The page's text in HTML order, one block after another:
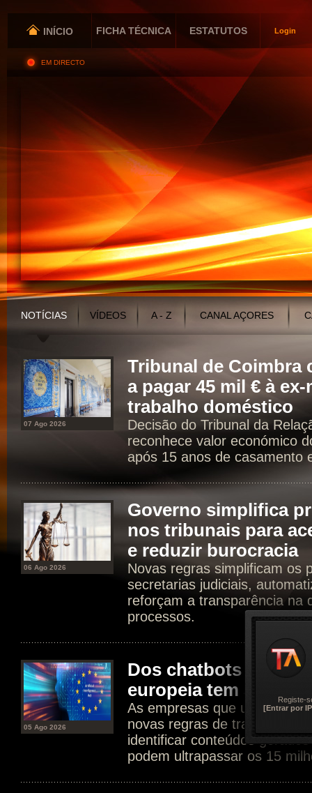
INÍCIO FICHA TÉCNICA ESTATUTOS Login
EM DIRECTO
NOTÍCIAS VÍDEOS A - Z CANAL AÇORES
07 Ago 2026
Tribunal de Coimbra
a pagar 45 mil € à
trabalho doméstico
Decisão do Tribunal da
reconhece valor económico
após 15 anos de casamento
06 Ago 2026
Governo simplifica
nos tribunais para
e reduzir burocracia
Novas regras simplificam os
secretarias judiciais,
reforçam a transparência na
processos.
05 Ago 2026
Dos chatbots aos
europeia tem agora
As empresas que usam IA
novas regras de
identificar conteúdos
podem ultrapassar os 15
Registe-
[Entrar por